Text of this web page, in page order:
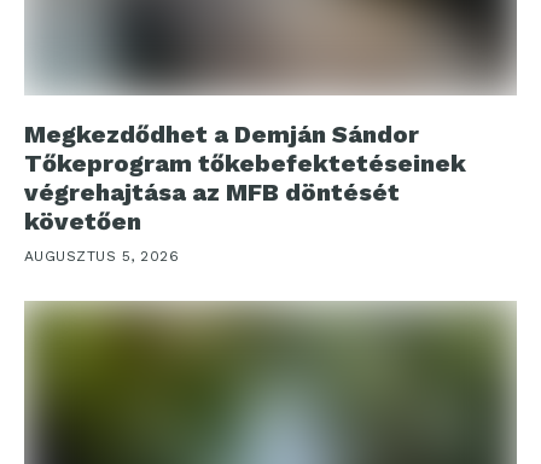
Megkezdődhet a Demján Sándor
Tőkeprogram tőkebefektetéseinek
végrehajtása az MFB döntését
követően
AUGUSZTUS 5, 2026